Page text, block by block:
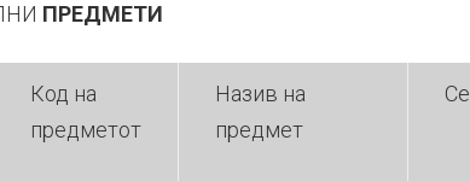
ПРЕДМЕТИ
Код на
предметот
Назив на
предмет